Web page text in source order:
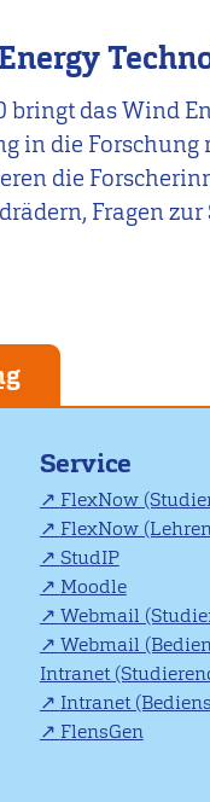
bringt das Wind
in die
die
Fragen
Service
FlexNow
FlexNow
StudIP
Moodle
Webmail
Webmail
Intranet
Intranet
FlensGen